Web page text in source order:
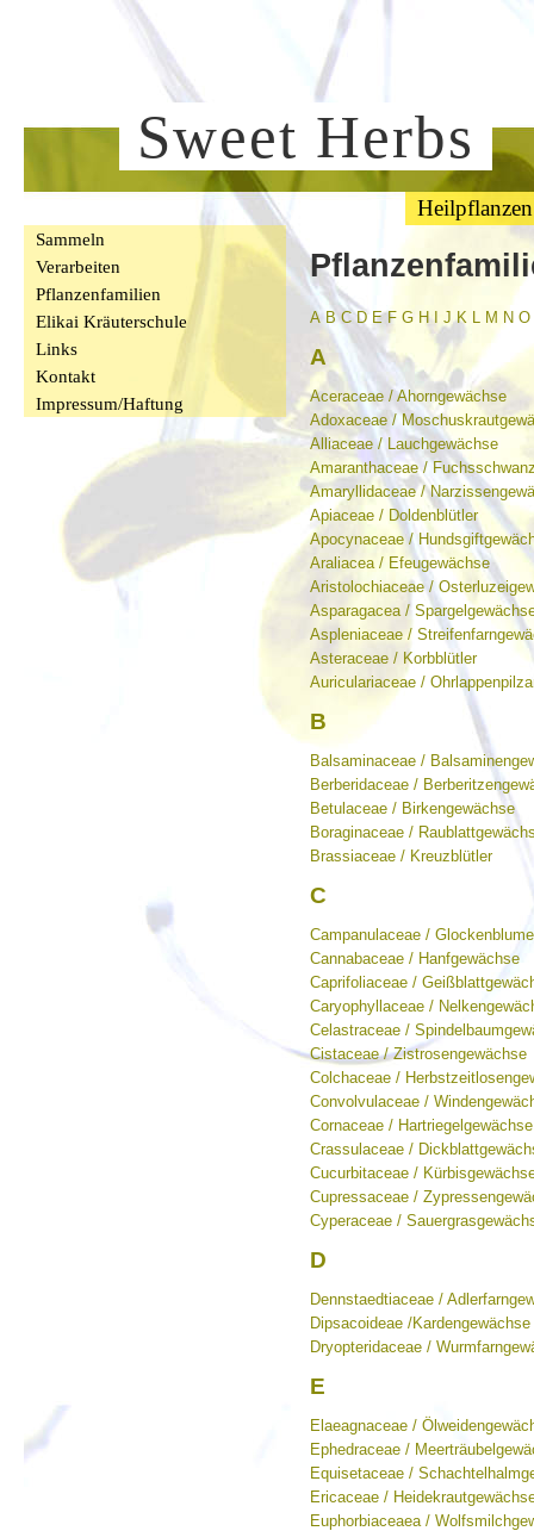
Sweet Herbs
Heilpflanzen
Sammeln
Verarbeiten
Pflanzenfamilien
Elikai Kräuterschule
Links
Kontakt
Impressum/Haftung
A B C D E F G H J K L M N O
A
Aceraceae / Ahorngewächse
Adoxaceae /
Alliaceae / Lauchgewächse
Amaranthaceae /
Amaryllidaceae /
Apiaceae / Doldenblütler
Apocynaceae /
Araliacea / Efeugewächse
Aristolochiaceae /
Asparagacea /
Aspleniaceae /
Asteraceae / Korbblütler
Auriculariaceae /
B
Balsaminaceae /
Berberidaceae /
Betulaceae / Birkengewächse
Boraginaceae /
Brassiaceae / Kreuzblütler
C
Campanulaceae /
Cannabaceae / Hanfgewächse
Caprifoliaceae /
Caryophyllaceae /
Celastraceae /
Cistaceae / Zistrosengewächse
Colchaceae /
Convolvulaceae /
Cornaceae / Hartriegelgewächse
Crassulaceae /
Cucurbitaceae /
Cupressaceae /
Cyperaceae /
D
Dennstaedtiaceae /
Dipsacoideae /Kardengewächse
Dryopteridaceae /
E
Elaeagnaceae /
Ephedraceae /
Equisetaceae /
Ericaceae /
Euphorbiaceaea /